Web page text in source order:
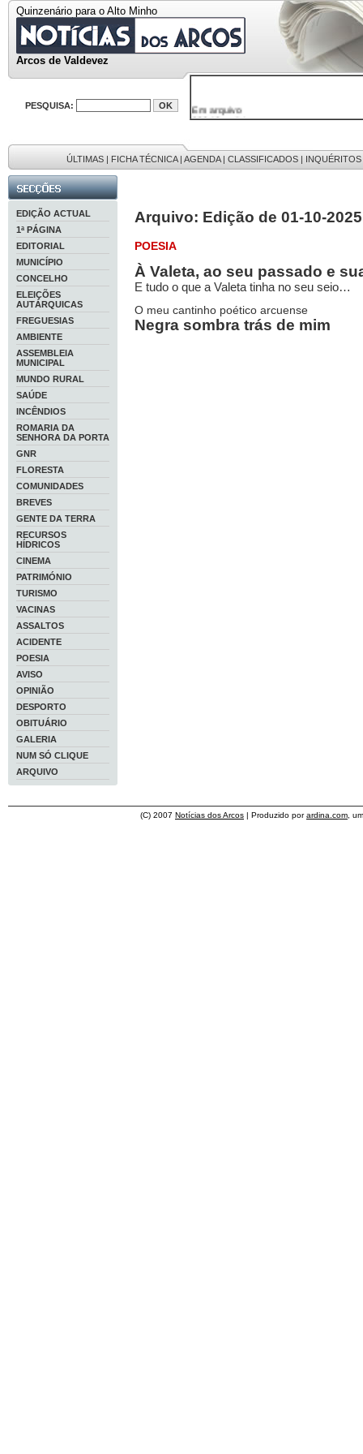
Quinzenário para o Alto Minho
Arcos de Valdevez
PESQUISA:
Em arquivo
32646 notícias
9886 mensagens
201 registos
ÚLTIMAS | FICHA TÉCNICA| AGENDA| CLASSIFICADOS | INQUÉRITOS
EDIÇÃO ACTUAL
1ª PÁGINA
EDITORIAL
MUNICÍPIO
CONCELHO
ELEIÇÕES
AUTÁRQUICAS
FREGUESIAS
AMBIENTE
ASSEMBLEIA
MUNICIPAL
MUNDO RURAL
SAÚDE
INCÊNDIOS
ROMARIA DA
SENHORA DA PORTA
GNR
FLORESTA
COMUNIDADES
BREVES
GENTE DA TERRA
RECURSOS
HÍDRICOS
CINEMA
PATRIMÓNIO
TURISMO
VACINAS
ASSALTOS
ACIDENTE
POESIA
AVISO
OPINIÃO
DESPORTO
OBITUÁRIO
GALERIA
NUM SÓ CLIQUE
ARQUIVO
Arquivo: Edição de 01-10-2025
POESIA
À Valeta, ao seu passado e
E tudo o que a Valeta tinha no seu seio…
O meu cantinho poético arcuense
Negra sombra trás de mim
(C) 2007 Notícias dos Arcos | Produzido porardina.com ,